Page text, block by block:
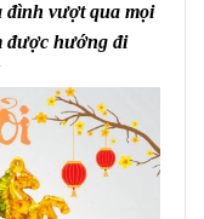
đình vượt qua mọi
được hướng đi